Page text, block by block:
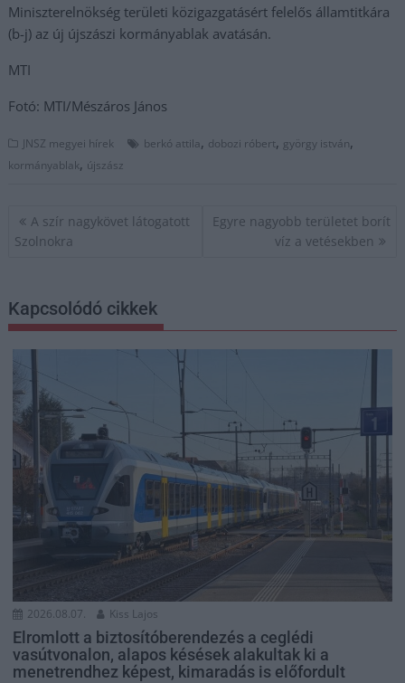
Miniszterelnökség területi közigazgatásért felelős államtitkára
(b-j) az új újszászi kormányablak avatásán.
MTI
Fotó: MTI/Mészáros János
JNSZ megyei hírek berkó attila, dobozi róbert, györgy istván,
kormányablak, újszász
Bejegyzés
navigáció
A szír nagykövet látogatott
Szolnokra
Egyre nagyobb területet borít
víz a vetésekben
Kapcsolódó cikkek
2026.08.07. Kiss Lajos
Elromlott a biztosítóberendezés a ceglédi
vasútvonalon, alapos késések alakultak ki a
menetrendhez képest, kimaradás is előfordult